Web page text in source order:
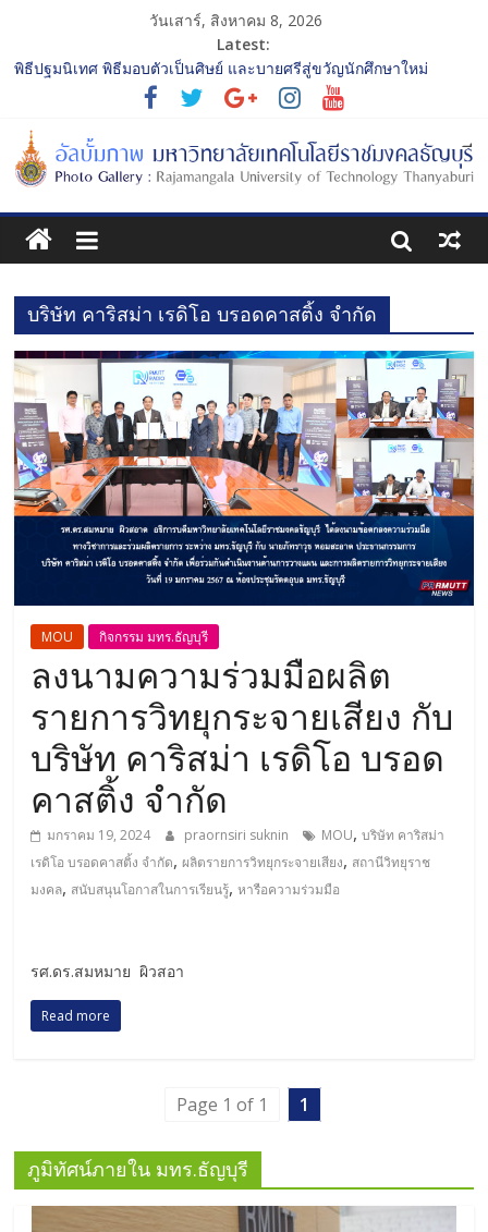
วันเสาร์, สิงหาคม 8, 2026
Latest:
พิธีปฐมนิเทศ พิธีมอบตัวเป็นศิษย์ และบายศรีสู่ขวัญนักศึกษาใหม่
ประจำปีการศึกษา 2568 รุ่นที่ 2
การประกวดทูตกิจกรรม ประจำปีการศึกษา 2568 “RMUTT Freshy
2025 Time to Nine-T”
โครงการแลกเปลี่ยนเรียนรู้บทบาทของกรรมการสภามหาวิทยาลัย
เทคโนโลยีราชมงคลธัญบุรี
รับน้องเข้าคณะศิลปกรรมศาสตร์ “โยนลูกรักษ์”
พิธีปฐมนิเทศ พิธีมอบตัวเป็นศิษย์ และบายศรีสู่ขวัญนักศึกษาใหม่
ประจำปีการศึกษา 2568 รุ่นที่ 3
บริษัท คาริสม่า เรดิโอ บรอดคาสติ้ง จำกัด
MOU กิจกรรม มทร.ธัญบุรี
ลงนามความร่วมมือผลิต
รายการวิทยุกระจายเสียง กับ
บริษัท คาริสม่า เรดิโอ บรอด
คาสติ้ง จำกัด
มกราคม 19, 2024 praornsiri suknin MOU,บริษัท คาริสม่า
เรดิโอ บรอดคาสติ้ง จำกัด,ผลิตรายการวิทยุกระจายเสียง, สถานีวิทยุราช
มงคล, สนับสนุนโอกาสในการเรียนรู้,หารือความร่วมมือ
รศ.ดร.สมหมาย ผิวสอา
Read more
Page 1 of 1 1
ภูมิทัศน์ภายใน มทร.ธัญบุรี